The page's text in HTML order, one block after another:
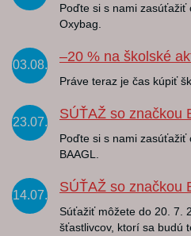
Poďte si s nami zasúťažiť
Oxybag.
03.08.
–20 % na školské
Práve teraz je čas kúpiť
23.07.
SÚŤAŽ so značkou
Poďte si s nami zasúťažiť
BAAGL.
14.07.
SÚŤAŽ so značkou
Súťažiť môžete do 20. 7.
šťastlivcov, ktorí sa budú